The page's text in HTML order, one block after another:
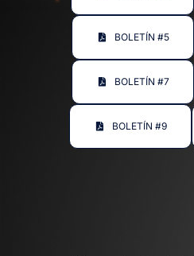
BOLETÍN #5
BOLETÍN #7
BOLETÍN #9